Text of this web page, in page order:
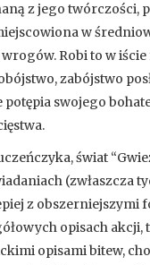
z jego twórczości,
w
Robi to w
zabójstwo
swojego
świat
(zwłaszcza
z
opisach akcji,
opisami bitew,